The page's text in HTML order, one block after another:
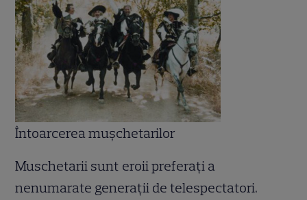
Întoarcerea muşchetarilor
Muschetarii sunt eroii preferaţi a
nenumarate generaţii de telespectatori.